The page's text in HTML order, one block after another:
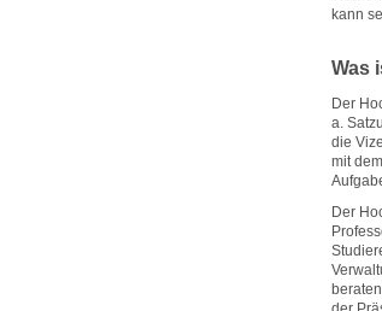
kann
Was
Der
a.
die
mit
Der